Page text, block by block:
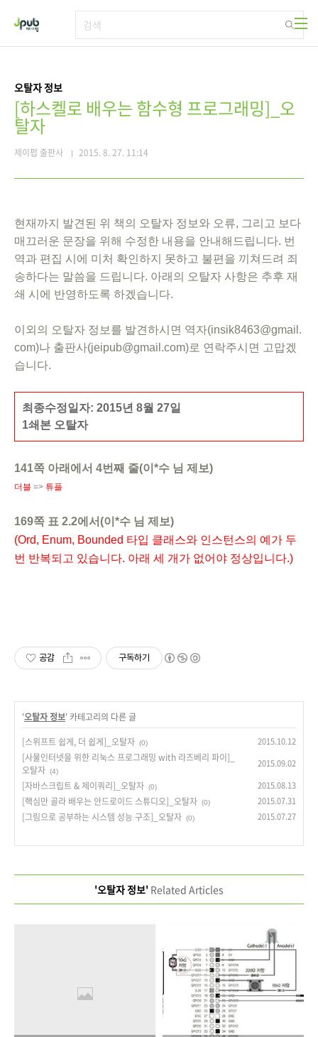
오탈자 정보
[하스켈로 배우는 함수형 프로그래밍]_오
탈자
제이펍 출판사 2015. 8. 27. 11:14
현재까지 발견된 위 책의 오탈자 정보와 오류, 그리고 보다
매끄러운 문장을 위해 수정한 내용을 안내해드립니다. 번
역과 편집 시에 미처 확인하지 못하고 불편을 끼쳐드려 죄
송하다는 말씀을 드립니다. 아래의 오탈자 사항은 추후 재
쇄 시에 반영하도록 하겠습니다.
이외의 오탈자 정보를 발견하시면 역자(insik8463@gmail.
com)나 출판사(jeipub@gmail.com)로 연락주시면 고맙겠
습니다.
최종수정일자: 2015년 8월 27일
1쇄본 오탈자
141쪽 아래에서 4번째 줄(이*수 님 제보)
더블 => 튜플
169쪽 표 2.2에서(이*수 님 제보)
(Ord, Enum, Bounded 타입 클래스와 인스턴스의 예가 두
번 반복되고 있습니다. 아래 세 개가 없어야 정상입니다.)
공감 구독하기
'오탈자 정보' 카테고리의 다른 글
[스위프트 쉽게, 더 쉽게]_오탈자 (0) 2015.10.12
[사물인터넷을 위한 리눅스 프로그래밍 with 라즈베리 파이]_
오탈자 (4)
2015.09.02
[자바스크립트 & 제이쿼리]_오탈자 (0) 2015.08.13
[핵심만 골라 배우는 안드로이드 스튜디오]_오탈자 (0) 2015.07.31
[그림으로 공부하는 시스템 성능 구조]_오탈자 (0) 2015.07.27
'오탈자 정보' Related Articles